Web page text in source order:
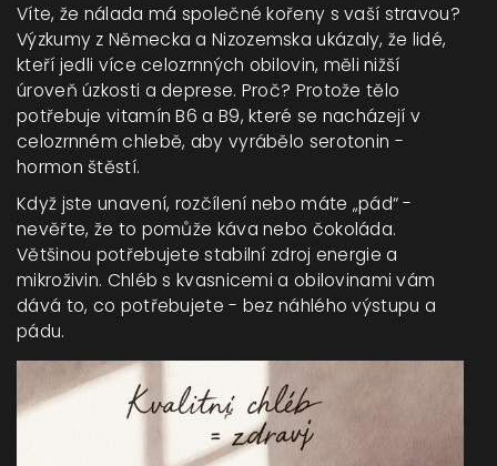
Víte, že nálada má společné kořeny s vaší stravou?
Výzkumy z Německa a Nizozemska ukázaly, že lidé,
kteří jedli více celozrnných obilovin, měli nižší
úroveň úzkosti a deprese. Proč? Protože tělo
potřebuje vitamín B6 a B9, které se nacházejí v
celozrnném chlebě, aby vyrábělo serotonin -
hormon štěstí.
Když jste unavení, rozčílení nebo máte „pád“ -
nevěřte, že to pomůže káva nebo čokoláda.
Většinou potřebujete stabilní zdroj energie a
mikroživin. Chléb s kvasnicemi a obilovinami vám
dává to, co potřebujete - bez náhlého výstupu a
pádu.